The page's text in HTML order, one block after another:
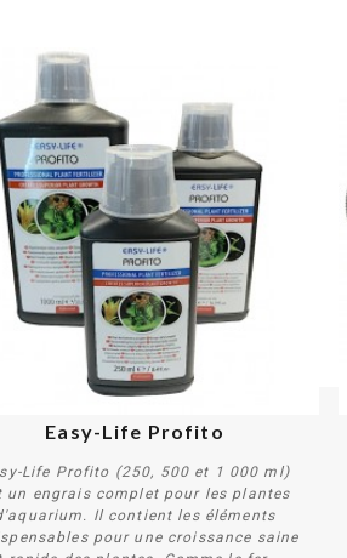
Easy-Life Profito
Life Profito (250, 500 et 1 000 ml)
un engrais complet pour les plantes
Il contient les éléments
pour une croissance saine